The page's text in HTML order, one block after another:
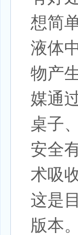
想简
液体
物产
媒通
桌子
安全
术吸
这是
版本